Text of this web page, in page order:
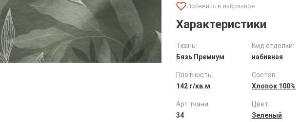
Характеристики
Ткань:
Бязь Премиум
Вид отделки:
набивная
Плотность:
142 г/кв.м
Состав:
Хлопок 100%
Арт ткани:
34
Цвет:
Зеленый